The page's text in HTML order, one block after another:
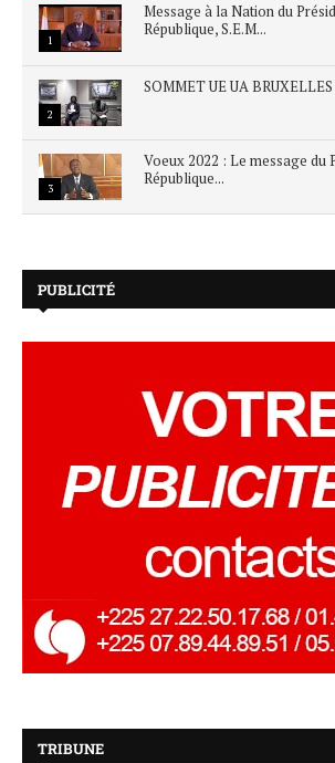
1
Message à la Nation du
République, S.E.M...
2
SOMMET UE UA
3
Voeux 2022 : Le message du
République...
PUBLICITÉ
TRIBUNE